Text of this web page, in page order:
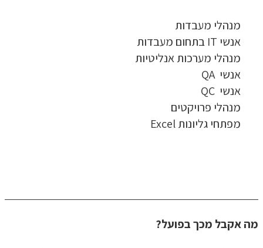
מנהלי מעבדות
אנשי IT בתחום מעבדות
מנהלי מערכות אנליטיות
אנשי QA
אנשי QC
מנהלי פרויקטים
מפתחי גליונות Excel
מה אקבל מכך בפועל?